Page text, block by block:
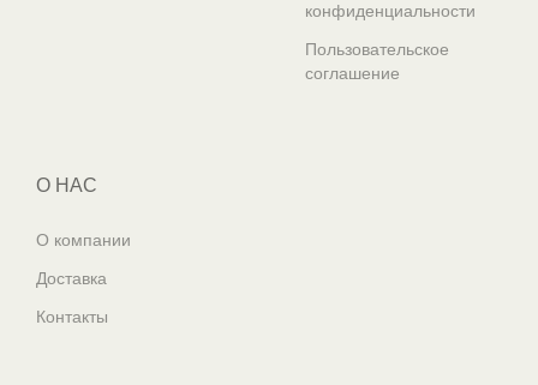
конфиденциальности
Пользовательское
соглашение
О НАС
О компании
Доставка
Контакты